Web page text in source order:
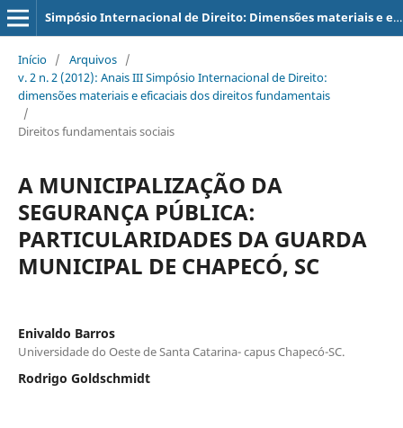
Simpósio Internacional de Direito: Dimensões materiais e eficaciais dos direitos fundamentais
Início / Arquivos /
v. 2 n. 2 (2012): Anais III Simpósio Internacional de Direito:
dimensões materiais e eficaciais dos direitos fundamentais
/
Direitos fundamentais sociais
A MUNICIPALIZAÇÃO DA
SEGURANÇA PÚBLICA:
PARTICULARIDADES DA GUARDA
MUNICIPAL DE CHAPECÓ, SC
Enivaldo Barros
Universidade do Oeste de Santa Catarina- capus Chapecó-SC.
Rodrigo Goldschmidt